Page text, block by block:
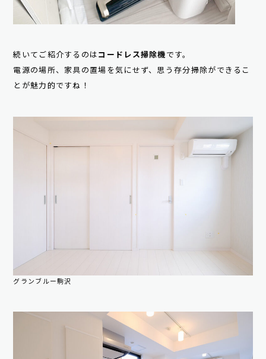
続いてご紹介するのは コードレス掃除機 です。
電源の場所、家具の置場を気にせず、思う存分掃除ができるこ
とが魅力的ですね！
グランブルー駒沢